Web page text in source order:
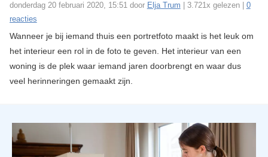
donderdag 20 februari 2020, 15:51 door Elja Trum | 3.721x gelezen | 0
reacties
Wanneer je bij iemand thuis een portretfoto maakt is het leuk om
het interieur een rol in de foto te geven. Het interieur van een
woning is de plek waar iemand jaren doorbrengt en waar dus
veel herinneringen gemaakt zijn.